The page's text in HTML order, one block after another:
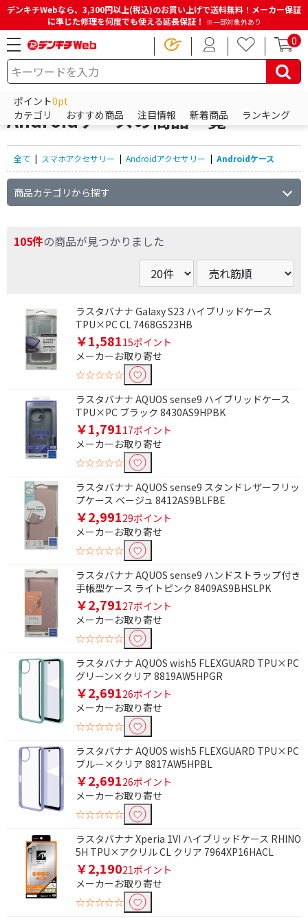
デンキチWebなら、3,300円以上(税込)のお買い上げで送料無料！メーカー保証
に準じた修理を何度でも使える延長保証！ ※一部対象外あり
0
ポイント0pt
カテゴリ
おすすめ商品 注目情報 新着商品 ランキング
HOME 商品一覧ページ スマホアクセサリー
Androidケースの商品一覧
全て | スマホアクセサリー | Androidアクセサリー | Androidケース
商品カテゴリから探す
105件の商品が見つかりました
ラスタバナナ Galaxy S23 ハイブリッドケース
TPU×PC CL 7468GS23HB
￥1,58115ポイント
メーカーお取り寄せ
☆☆☆☆☆
ラスタバナナ AQUOS sense9 ハイブリッドケース
TPU×PC ブラック 8430AS9HPBK
￥1,79117ポイント
メーカーお取り寄せ
☆☆☆☆☆
ラスタバナナ AQUOS sense9 スタンドレザーフリッ
プケース ベージュ 8412AS9BLFBE
￥2,99129ポイント
メーカーお取り寄せ
☆☆☆☆☆
ラスタバナナ AQUOS sense9 ハンドストラップ付き
手帳型ケース ライトピンク 8409AS9BHSLPK
￥2,79127ポイント
メーカーお取り寄せ
☆☆☆☆☆
ラスタバナナ AQUOS wish5 FLEXGUARD TPU×PC
グリーン×クリア 8819AW5HPGR
￥2,69126ポイント
メーカーお取り寄せ
☆☆☆☆☆
ラスタバナナ AQUOS wish5 FLEXGUARD TPU×PC
ブルー×クリア 8817AW5HPBL
￥2,69126ポイント
メーカーお取り寄せ
☆☆☆☆☆
ラスタバナナ Xperia 1VI ハイブリッドケース RHINO
5H TPU×アクリル CL クリア 7964XP16HACL
￥2,19021ポイント
メーカーお取り寄せ
☆☆☆☆☆
条件で絞り込む
フリーワードで絞り込む
除外する
除外する にチェックを入れると、指定したワード
を除外して検索します。